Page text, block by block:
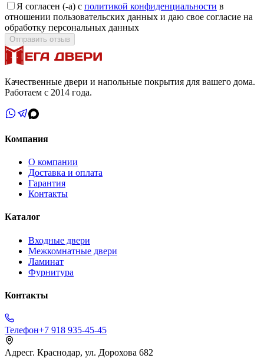
Я согласен (-а) с политикой конфиденциальности в
отношении пользовательских данных и даю свое согласие на
обработку персональных данных
Отправить отзыв
Качественные двери и напольные покрытия для вашего дома.
Работаем с 2014 года.
Компания
О компании
Доставка и оплата
Гарантия
Контакты
Каталог
Входные двери
Межкомнатные двери
Ламинат
Фурнитура
Контакты
Телефон+7 918 935-45-45
Адресг. Краснодар, ул. Дорохова 682